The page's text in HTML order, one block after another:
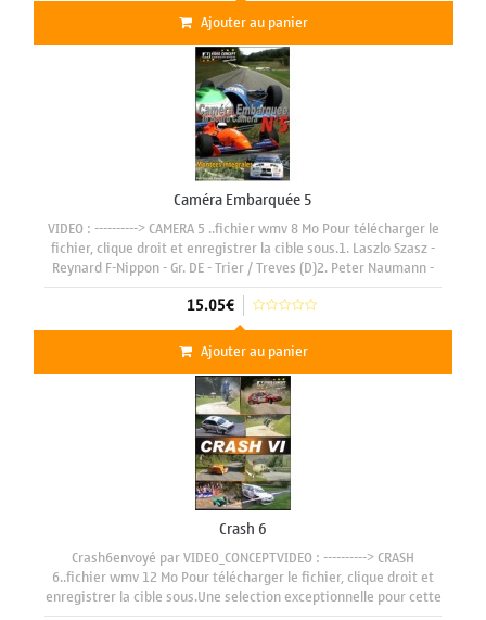
Ajouter au panier
Caméra Embarquée 5
VIDEO : ----------> CAMERA 5 ..fichier wmv 8 Mo Pour télécharger le
fichier, clique droit et enregistrer la cible sous.1. Laszlo Szasz -
Reynard F-Nippon - Gr. DE - Trier / Treves (D)2. Peter Naumann -
VW Polo 16 V 1300cc - Gr. H - Wolsfeld
15.05€
Ajouter au panier
Crash 6
Crash6envoyé par VIDEO_CONCEPTVIDEO : ----------> CRASH
6..fichier wmv 12 Mo Pour télécharger le fichier, clique droit et
enregistrer la cible sous.Une selection exceptionnelle pour cette